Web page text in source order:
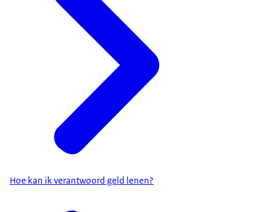
Hoe kan ik verantwoord geld lenen?